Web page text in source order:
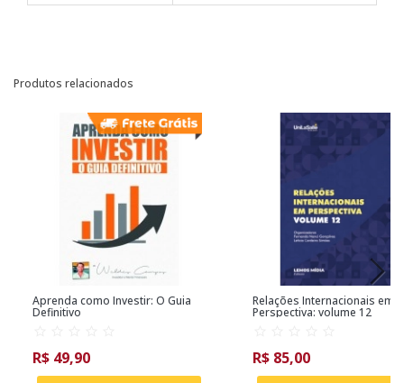
Produtos relacionados
Aprenda como Investir: O Guia
Definitivo
R$ 49,90
Relações Internacionais em
Perspectiva: volume 12
R$ 85,00